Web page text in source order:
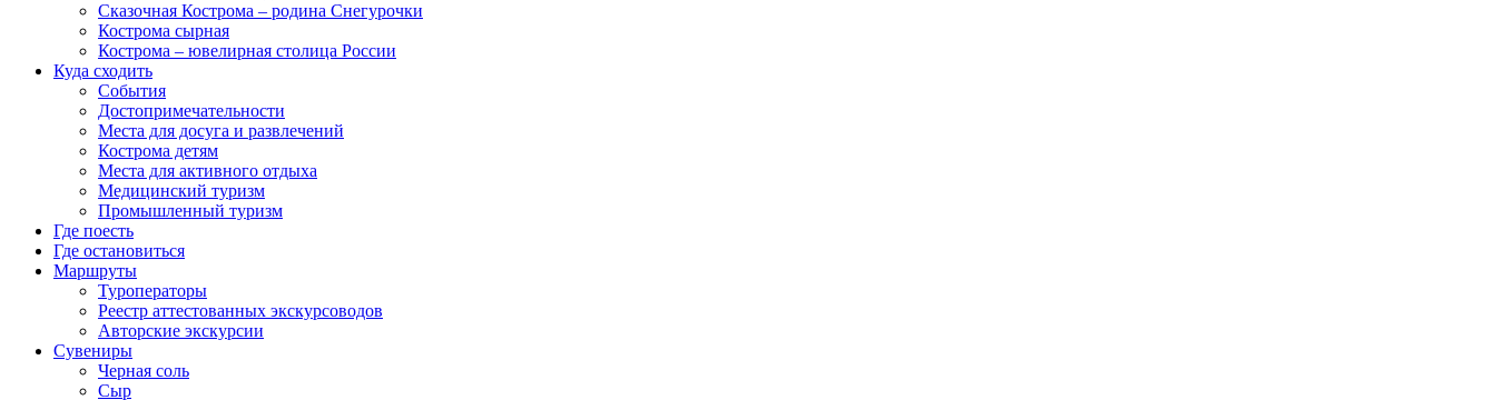
Сказочная Кострома – родина Снегурочки
Кострома сырная
Кострома – ювелирная столица России
Куда сходить
События
Достопримечательности
Места для досуга и развлечений
Кострома детям
Места для активного отдыха
Медицинский туризм
Промышленный туризм
Где поесть
Где остановиться
Маршруты
Туроператоры
Реестр аттестованных экскурсоводов
Авторские экскурсии
Сувениры
Черная соль
Сыр